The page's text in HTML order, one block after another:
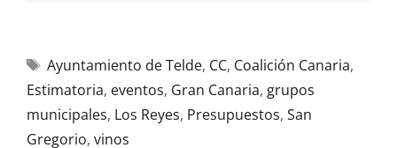
Ayuntamiento de Telde, CC, Coalición Canaria,
Estimatoria, eventos, Gran Canaria, grupos
municipales, Los Reyes, Presupuestos, San
Gregorio, vinos